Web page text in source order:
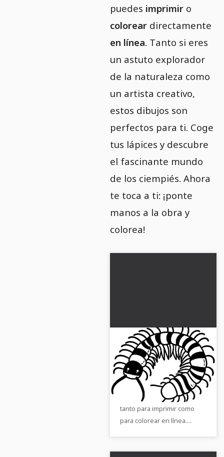
puedes imprimiro
coloreardirectamente
en línea. Tanto si eres
un astuto explorador
de la naturaleza como
un artista creativo,
estos dibujos son
perfectos para ti. Coge
tus lápices y descubre
el fascinante mundo
de los ciempiés. Ahora
te toca a ti: ¡ponte
manos a la obra y
colorea!
Plantilla de coloring
sencilla para ciempiés
- PDF gratis
¡Consigue la sencilla plantilla
para colorear un ciempiés!
Descárgala gratis y úsala
tanto para imprimir como
para colorear en línea....